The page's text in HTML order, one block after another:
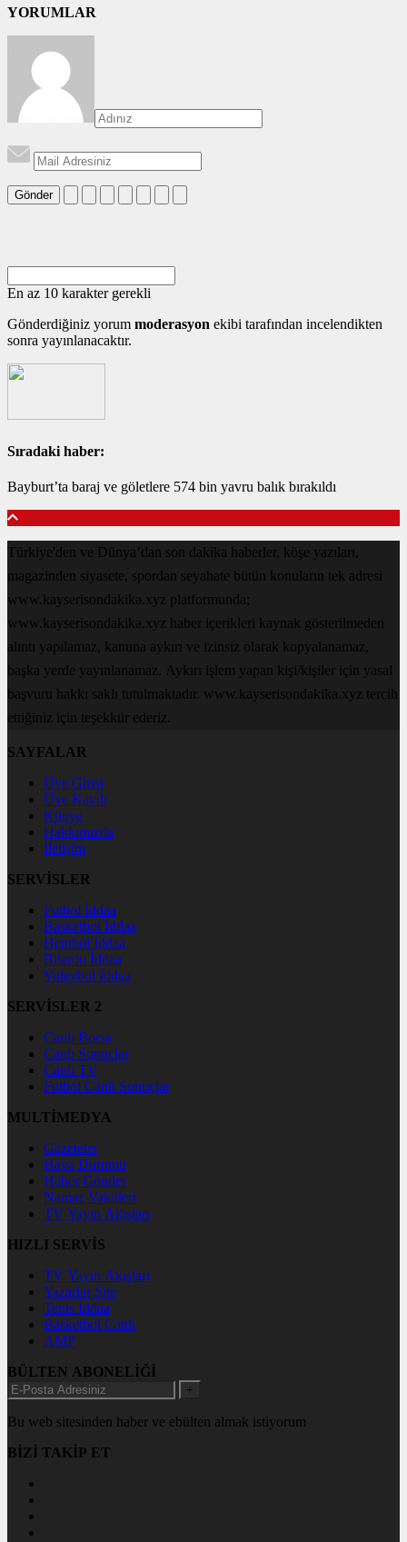
YORUMLAR
Gönder
En az 10 karakter gerekli
Gönderdiğiniz yorum moderasyon ekibi tarafından incelendikten
sonra yayınlanacaktır.
Sıradaki haber:
Bayburt’ta baraj ve göletlere 574 bin yavru balık bırakıldı
Türkiye'den ve Dünya’dan son dakika haberler, köşe yazıları,
magazinden siyasete, spordan seyahate bütün konuların tek adresi
www.kayserisondakika.xyz platformunda;
www.kayserisondakika.xyz haber içerikleri kaynak gösterilmeden
alıntı yapılamaz, kanuna aykırı ve izinsiz olarak kopyalanamaz,
başka yerde yayınlanamaz. Aykırı işlem yapan kişi/kişiler için yasal
başvuru hakkı saklı tutulmaktadır. www.kayserisondakika.xyz tercih
ettiğiniz için teşekkür ederiz.
SAYFALAR
Üye Girişi
Üye Kaydı
Künye
Hakkımızda
İletişim
SERVİSLER
Futbol İddaa
Basketbol İddaa
Hentbol İddaa
Bilardo İddaa
Voleybol İddaa
SERVİSLER 2
Canlı Borsa
Canlı Sonuçlar
Canlı TV
Futbol Canlı Sonuçlar
MULTİMEDYA
Gazeteler
Hava Durumu
Haber Gönder
Namaz Vakitleri
TV Yayın Akışları
HIZLI SERVİS
TV Yayın Akışları
Yazarlar Site
Tenis İddaa
Basketbol Canlı
AMP
BÜLTEN ABONELİĞİ
+
Bu web sitesinden haber ve ebülten almak istiyorum
BİZİ TAKİP ET